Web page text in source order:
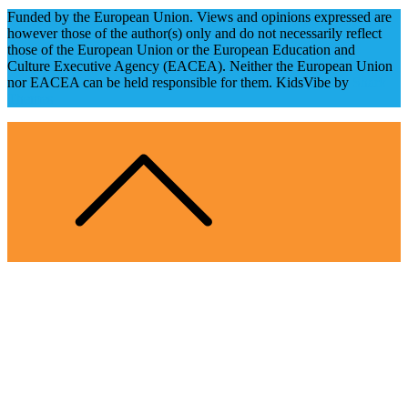
Funded by the European Union. Views and opinions expressed are
however those of the author(s) only and do not necessarily reflect
those of the European Union or the European Education and
Culture Executive Agency (EACEA). Neither the European Union
nor EACEA can be held responsible for them. KidsVibe by